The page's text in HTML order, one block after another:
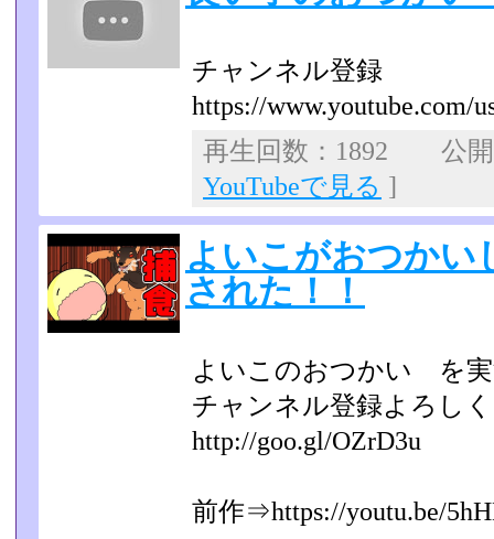
チャンネル登録
https://www.youtube.com/
再生回数：1892 公
YouTubeで見る ]
よいこがおつかい
された！！
よいこのおつかい を
チャンネル登録よろ
http://goo.gl/OZrD3u
前作⇒https://youtu.be/